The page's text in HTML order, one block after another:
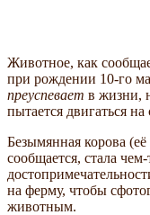
Животное, как
при рождении 10-го
преуспевает в жизни,
пытается двигаться
Безымянная корова
сообщается, стала
на ферму, чтобы
животным.